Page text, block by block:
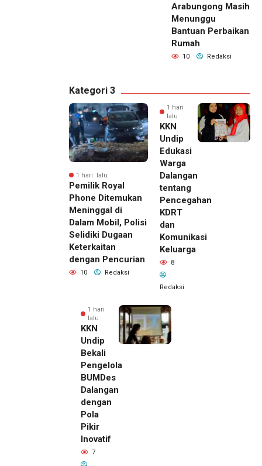
Arabungong Masih
Menunggu
Bantuan Perbaikan
Rumah
10 Redaksi
Kategori 3
1 hari lalu
Pemilik Royal
Phone Ditemukan
Meninggal di
Dalam Mobil, Polisi
Selidiki Dugaan
Keterkaitan
dengan Pencurian
10 Redaksi
1 hari
lalu
KKN
Undip
Edukasi
Warga
Dalangan
tentang
Pencegahan
KDRT
dan
Komunikasi
Keluarga
8
Redaksi
1 hari
lalu
KKN
Undip
Bekali
Pengelola
BUMDes
Dalangan
dengan
Pola
Pikir
Inovatif
7
1 hari lalu
Pemilik